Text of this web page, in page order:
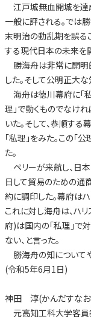
江戸城無血開城を達
一般に評される。では
末明治の動乱期を誤る
する現代日本の未来を
勝海舟は非常に開明
した。そして公明正大
海舟は徳川幕府に「
理」で動くものでなけ
いた。そして、恭順す
「私理」をみた。この
た。
ペリーが来航し、日
日して貿易のための通
約に調印した。幕府は
これに対し海舟は、ハ
府)は国内の「私理」で
ない、と言った。
勝海舟の知について
(令和5年6月1日)
神田 淳(かんだすな
元高知工科大学客員